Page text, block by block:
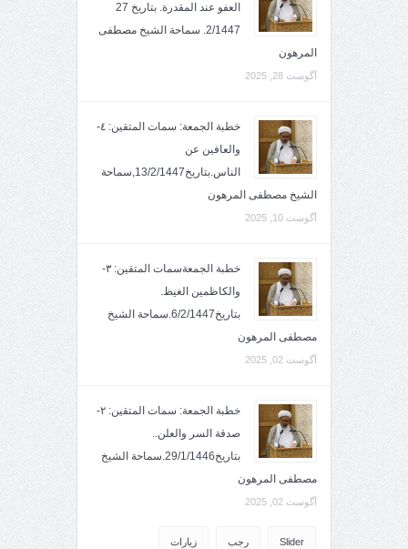
العفو عند المقدرة. بتاريخ 27
2/1447. سماحة الشيخ مصطفى
المرهون
آگوست 28, 2025
خطبة الجمعة: سمات المتقين: ٤-
والعافين عن
الناس.بتاريخ13/2/1447,سماحة
الشيخ مصطفى المرهون
آگوست 10, 2025
خطبة الجمعةسمات المتقين: ٣-
والكاظمين الغيظ.
بتاريخ6/2/1447.سماحة الشيخ
مصطفى المرهون
آگوست 02, 2025
خطبة الجمعة: سمات المتقين: ٢-
صدقة السر والعلن..
بتاريخ29/1/1446.سماحة الشيخ
مصطفى المرهون
آگوست 02, 2025
Slider رجب زيارات